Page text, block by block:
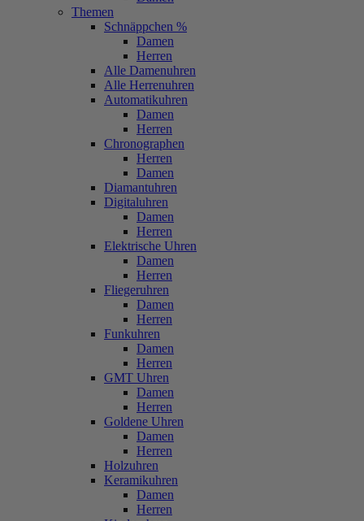
Themen
Schnäppchen %
Damen
Herren
Alle Damenuhren
Alle Herrenuhren
Automatikuhren
Damen
Herren
Chronographen
Herren
Damen
Diamantuhren
Digitaluhren
Damen
Herren
Elektrische Uhren
Damen
Herren
Fliegeruhren
Damen
Herren
Funkuhren
Damen
Herren
GMT Uhren
Damen
Herren
Goldene Uhren
Damen
Herren
Holzuhren
Keramikuhren
Damen
Herren